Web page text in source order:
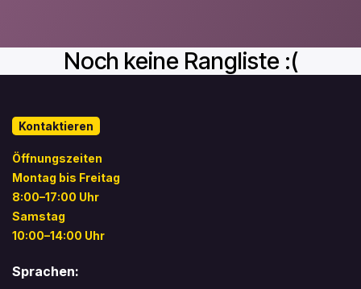
Noch keine Rangliste :(
Kontaktieren
Öffnungszeiten
Montag bis Freitag
8:00–17:00 Uhr
Samstag
10:00–14:00 Uhr
Sprachen: